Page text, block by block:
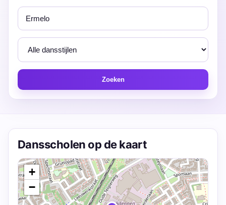
Zoeken
Dansscholen op de kaart
+
−